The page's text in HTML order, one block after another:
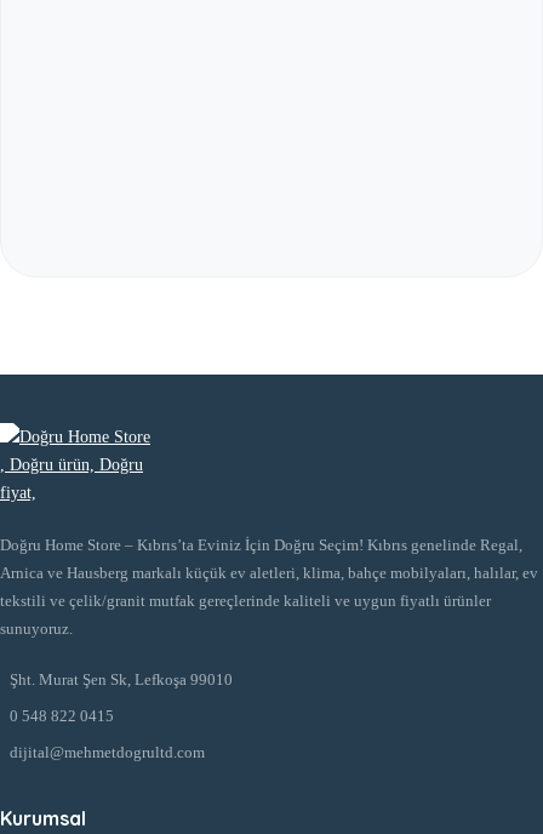
Doğru Home Store – Kıbrıs’ta Eviniz İçin Doğru Seçim! Kıbrıs genelinde Regal,
Arnica ve Hausberg markalı küçük ev aletleri, klima, bahçe mobilyaları, halılar, ev
tekstili ve çelik/granit mutfak gereçlerinde kaliteli ve uygun fiyatlı ürünler
sunuyoruz.
Şht. Murat Şen Sk, Lefkoşa 99010
0 548 822 0415
dijital@mehmetdogrultd.com
Kurumsal